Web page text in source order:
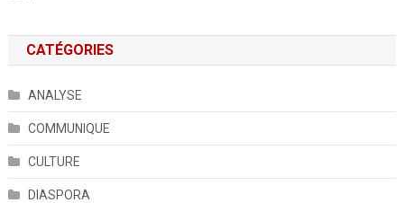
CATÉGORIES
ANALYSE
COMMUNIQUE
CULTURE
DIASPORA